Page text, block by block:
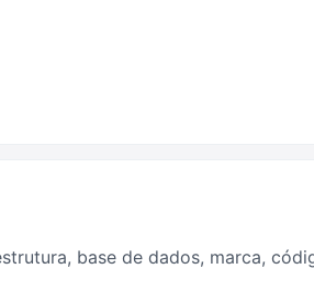
base de dados, marca,